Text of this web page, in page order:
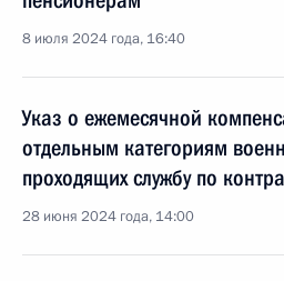
8 июля 2024 года, 16:40
Указ о ежемесячной
отдельным категориям
проходящих службу по
28 июня 2024 года, 14:00